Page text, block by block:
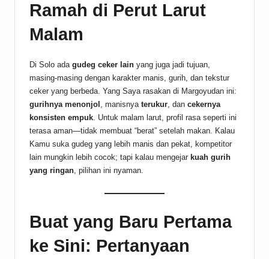
Ramah di Perut Larut
Malam
Di Solo ada gudeg ceker lain yang juga jadi tujuan,
masing-masing dengan karakter manis, gurih, dan tekstur
ceker yang berbeda. Yang Saya rasakan di Margoyudan ini:
gurihnya menonjol , manisnya terukur, dan cekernya
konsisten empuk. Untuk malam larut, profil rasa seperti ini
terasa aman—tidak membuat “berat” setelah makan. Kalau
Kamu suka gudeg yang lebih manis dan pekat, kompetitor
lain mungkin lebih cocok; tapi kalau mengejar kuah gurih
yang ringan, pilihan ini nyaman.
Buat yang Baru Pertama
ke Sini: Pertanyaan